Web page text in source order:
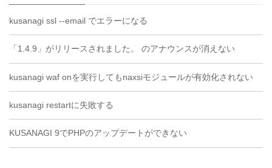
kusanagi ssl --email でエラーになる
「1.4.9」がリリースされました。 のアナウンスが消えない
kusanagi waf onを実行してもnaxsiモジュールが有効化されない
kusanagi restartに失敗する
KUSANAGI 9でPHPのアップデートができない